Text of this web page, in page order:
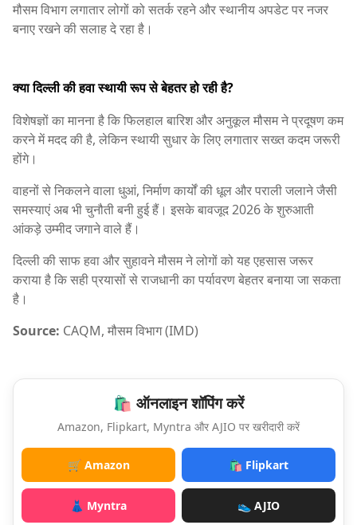
मौसम विभाग लगातार लोगों को सतर्क रहने और स्थानीय अपडेट पर नजर
बनाए रखने की सलाह दे रहा है।
क्या दिल्ली की हवा स्थायी रूप से बेहतर हो रही है?
विशेषज्ञों का मानना है कि फिलहाल बारिश और अनुकूल मौसम ने प्रदूषण कम
करने में मदद की है, लेकिन स्थायी सुधार के लिए लगातार सख्त कदम जरूरी
होंगे।
वाहनों से निकलने वाला धुआं, निर्माण कार्यों की धूल और पराली जलाने जैसी
समस्याएं अब भी चुनौती बनी हुई हैं। इसके बावजूद 2026 के शुरुआती
आंकड़े उम्मीद जगाने वाले हैं।
दिल्ली की साफ हवा और सुहावने मौसम ने लोगों को यह एहसास जरूर
कराया है कि सही प्रयासों से राजधानी का पर्यावरण बेहतर बनाया जा सकता
है।
Source: CAQM, मौसम विभाग (IMD)
🛍️ ऑनलाइन शॉपिंग करें
Amazon, Flipkart, Myntra और AJIO पर खरीदारी करें
🛒 Amazon 🛍️ Flipkart
👗 Myntra 👟 AJIO